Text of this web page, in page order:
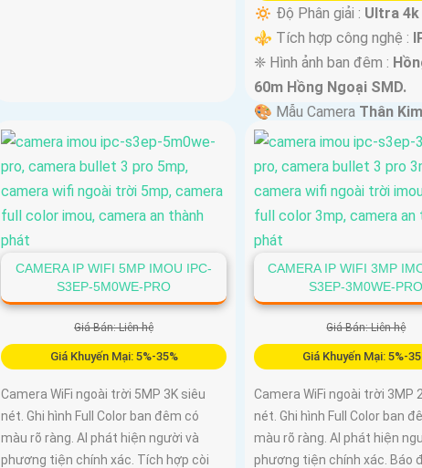
🔅 Độ Phân giải : Ultra 4k
⚜️ Tích hợp công nghệ :
❈ Hình ảnh ban đêm :
60m Hồng Ngoại SMD.
🎨 Mẫu Camera Thân
Nhựa.
️⇝ Ưu Điểm :Thu Âm.
CAMERA IP WIFI 5MP IMOU IPC-
S3EP-5M0WE-PRO
Giá Bán: Liên hệ
Giá Khuyến Mại: 5%-35%
Camera WiFi ngoài trời 5MP 3K siêu
nét. Ghi hình Full Color ban đêm có
màu rõ ràng. AI phát hiện người và
phương tiện chính xác. Tích hợp còi
CAMERA IP WIFI 3MP
S3EP-3M0WE-PRO
Giá Bán: Liên hệ
Giá Khuyến Mại: 5%-
Camera WiFi ngoài trời 3MP
nét. Ghi hình Full Color ban
màu rõ ràng. AI phát hiện
phương tiện chính xác. Báo